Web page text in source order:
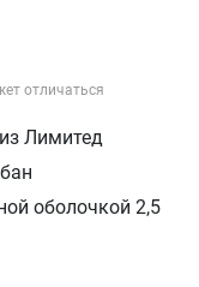
отличаться
Лимитед
оболочкой 2,5